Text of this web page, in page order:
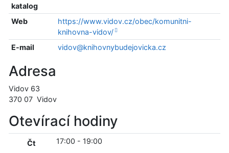
katalog
Web
https://www.vidov.cz/obec/komunitni-
knihovna-vidov/
E-mail
vidov@knihovnybudejovicka.cz
Adresa
Vidov 63
370 07 Vidov
Otevírací hodiny
Čt 17:00 - 19:00